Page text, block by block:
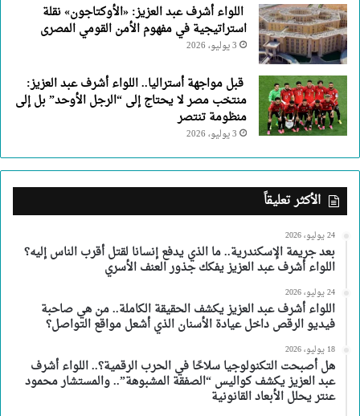
اللواء أشرف عبد العزيز: «الأوكتاجون» نقلة
استراتيجية في مفهوم الأمن القومي المصرى
3 يوليو، 2026
قبل مواجهة أستراليا.. اللواء أشرف عبد العزيز:
منتخب مصر لا يحتاج إلى “الرجل الأوحد” بل إلى
منظومة تنتصر
3 يوليو، 2026
الأكثر تعليقاً
24 يوليو، 2026
بعد جريمة الإسكندرية.. ما الذي يدفع إنسانا لقتل أقرب الناس إليه؟
اللواء أشرف عبد العزيز يفكك جذور العنف الأسري
24 يوليو، 2026
اللواء أشرف عبد العزيز يكشف الحقيقة الكاملة.. من هي صاحبة
فيديو الرقص داخل عيادة الأسنان الذي أشعل مواقع التواصل؟
18 يوليو، 2026
هل أصبحت التكنولوجيا سلاحًا في الحرب الرقمية؟.. اللواء أشرف
عبد العزيز يكشف كواليس “الصفقة المشبوهة”.. والمستشار محمود
عنتر يحلل الأبعاد القانونية